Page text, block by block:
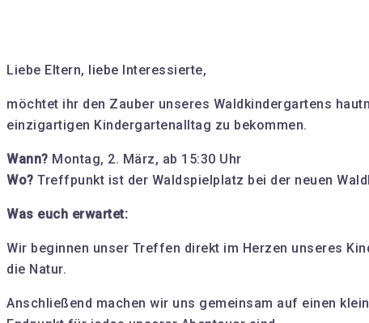
Liebe Eltern, liebe Interessierte,
möchtet ihr den Zauber unseres Waldkindergartens
einzigartigen Kindergartenalltag zu bekommen.
Wann? Montag, 2. März, ab 15:30 Uhr
Wo? Treffpunkt ist der Waldspielplatz bei der neuen
Was euch erwartet:
Wir beginnen unser Treffen direkt im Herzen unseres
die Natur.
Anschließend machen wir uns gemeinsam auf einen